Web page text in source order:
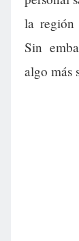
la región
Sin
algo más